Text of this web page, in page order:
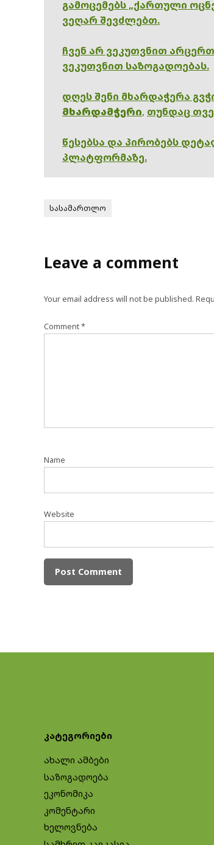
გამოცემებს „ქართული
ვეღარ შევძლებთ.
ჩვენ არ ვეკუთვნით
ვეკუთვნით საზოგადოებას.
დღეს შენი მხარდაჭერა
მხარდამჭერი, თუნდაც
წესებსა და პირობებს
პლატფორმაზე.
სასამართლო
Leave a comment
Your email address will not be published.
Comment*
Name
Website
კატეგორიები
ახალი ამბები
საზოგადოება
ეკონომიკა
კომენტარი
ხელოვნება